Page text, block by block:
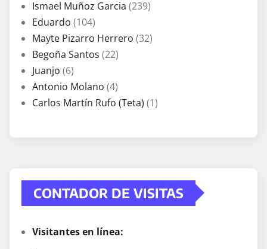
Ismael Muñoz Garcia (239)
Eduardo (104)
Mayte Pizarro Herrero (32)
Begoña Santos (22)
Juanjo (6)
Antonio Molano (4)
Carlos Martín Rufo (Teta) (1)
CONTADOR DE VISITAS
Visitantes en línea: